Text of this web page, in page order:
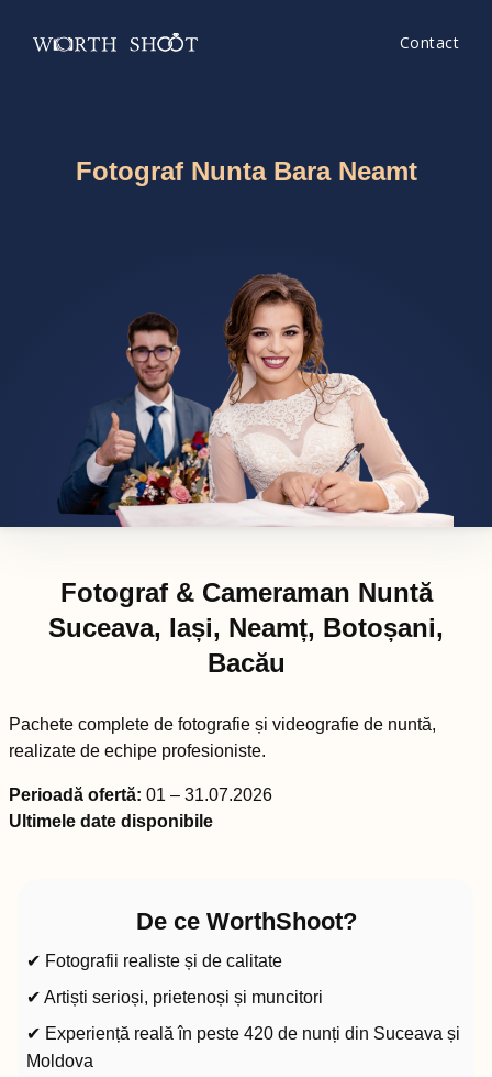
Contact
Fotograf Nunta Bara Neamt
Fotograf & Cameraman Nuntă
Suceava, Iași, Neamț, Botoșani,
Bacău
Pachete complete de fotografie și videografie de nuntă,
realizate de echipe profesioniste.
Perioadă ofertă: 01 – 31.07.2026
Ultimele date disponibile
De ce WorthShoot?
✔ Fotografii realiste și de calitate
✔ Artiști serioși, prietenoși și muncitori
✔ Experiență reală în peste 420 de nunți din Suceava și
Moldova